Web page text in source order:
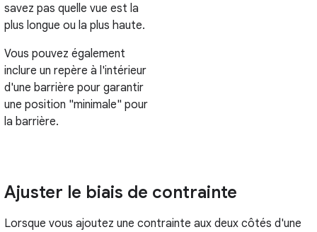
savez pas quelle vue est la
plus longue ou la plus haute.
Vous pouvez également
inclure un repère à l'intérieur
d'une barrière pour garantir
une position "minimale" pour
la barrière.
Ajuster le biais de contrainte
Lorsque vous ajoutez une contrainte aux deux côtés d'une